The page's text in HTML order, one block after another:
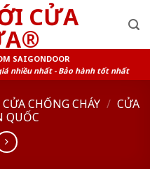
SAIGONDOOR
nhiều nhất - Bảo hành tốt nhất
CỬA CHỐNG CHÁY / CỬA
QUỐC